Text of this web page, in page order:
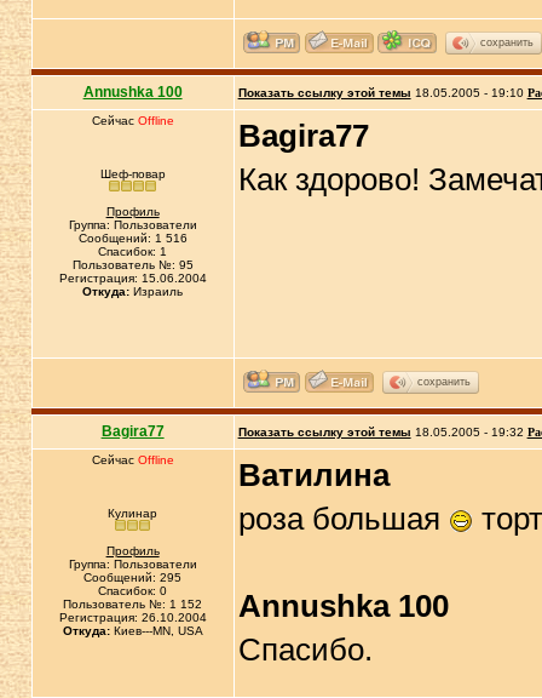
сохранить
Annushka 100 Показать ссылку этой темы 18.05.2005 - 19:10
Сейчас Offline
Шеф-повар
Профиль
Группа: Пользователи
Сообщений: 1 516
Спасибок: 1
Пользователь №: 95
Регистрация: 15.06.2004
Откуда: Израиль
Bagira77
Как здорово!
сохранить
Bagira77 Показать ссылку этой темы 18.05.2005 - 19:32
Сейчас Offline
Кулинар
Профиль
Группа: Пользователи
Сообщений: 295
Спасибок: 0
Пользователь №: 1 152
Регистрация: 26.10.2004
Откуда:Киев---MN, USA
Ватилина
роза большая
Annushka 100
Спасибо.